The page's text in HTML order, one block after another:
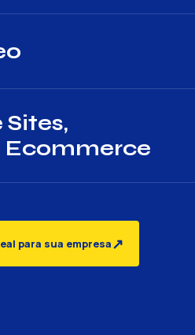
Ecommerce
para sua empresa↗